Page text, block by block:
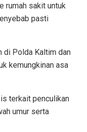
rumah sakit untuk
pasti
di Polda Kaltim dan
kemungkinan asa
terkait penculikan
umur serta